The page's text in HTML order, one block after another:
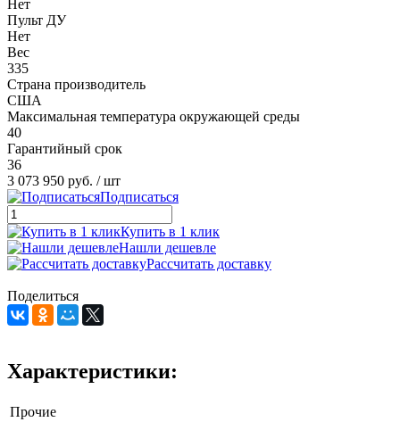
Нет
Пульт ДУ
Нет
Вес
335
Страна производитель
США
Максимальная температура окружающей среды
40
Гарантийный срок
36
3 073 950 руб. / шт
Подписаться
Купить в 1 клик
Нашли дешевле
Рассчитать доставку
Поделиться
Характеристики:
Прочие